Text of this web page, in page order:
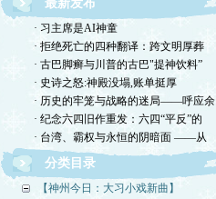
最新发布
· 习主席是AI神童
· 拒绝死亡的四种翻译：跨文明厚葬
· 古巴脚癣与川普的古巴"提神饮料”
· 史诗之怒:神殿没塌,账单挺厚
· 历史的牢笼与战略的迷局——呼应余
· 纪念六四旧作重发：六四“平反”的
· 台湾、霸权与永恒的阴暗面 ——从
分类目录
【神州今日：大习小戏新曲】